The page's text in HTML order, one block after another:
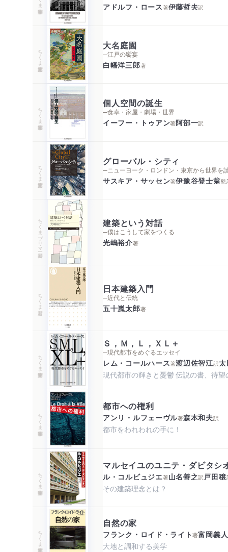
アドルフ・ロース著伊藤哲夫訳
ちくま学芸文庫
大名庭園
─江戸の饗宴
白幡洋三郎著
ちくま学芸文庫
個人空間の誕生
─食卓・家屋・劇場・世界
イーフー・トゥアン著阿部一訳
ちくま学芸文庫
グローバル・シティ
─ニューヨーク・ロンドン・東京から世界を
サスキア・サッセン著伊豫谷登士翁監
ちくまプリマー新書 建築という対話
─僕はこうして家をつくる
光嶋裕介著
ちくま新書
日本建築入門
─近代と伝統
五十嵐太郎著
ちくま学芸文庫
Ｓ，Ｍ，Ｌ，ＸＬ＋
─現代都市をめぐるエッセイ
レム・コールハース著渡辺佐智江訳
現代都市の輝きと憂鬱 伝説の書、待望
ちくま学芸文庫
都市への権利
アンリ・ルフェーヴル著森本和夫訳
都市をわれわれの手に！
ちくま学芸文庫
マルセイユのユニテ・ダビタシ
ル・コルビュジエ著山名善之訳 戸田穣
その建築理念とは？
ちくま学芸文庫
自然の家
フランク・ロイド・ライト著富岡義人
大地と調和する美学